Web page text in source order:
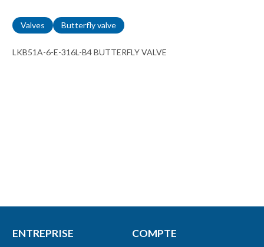
Valves Butterfly valve
LKB51A-6-E-316L-B4 BUTTERFLY VALVE
ENTREPRISE COMPTE